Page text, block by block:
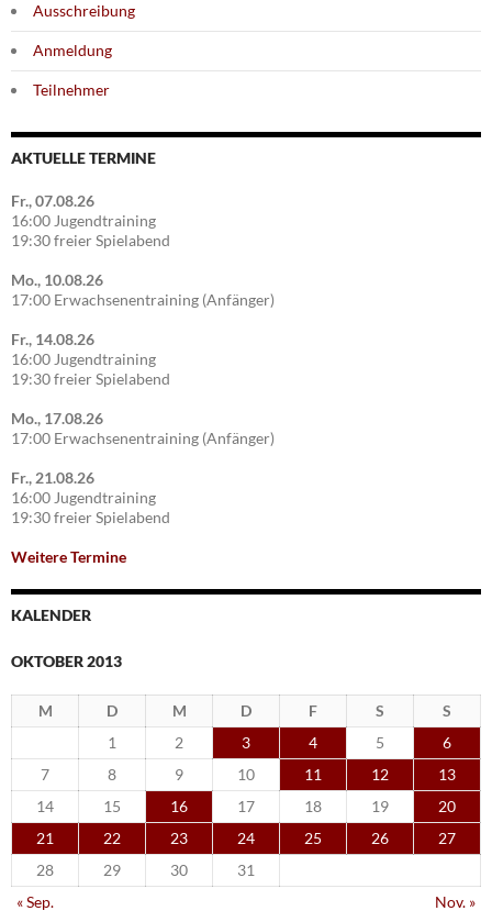
Ausschreibung
Anmeldung
Teilnehmer
AKTUELLE TERMINE
Fr., 07.08.26
16:00 Jugendtraining
19:30 freier Spielabend
Mo., 10.08.26
17:00 Erwachsenentraining (Anfänger)
Fr., 14.08.26
16:00 Jugendtraining
19:30 freier Spielabend
Mo., 17.08.26
17:00 Erwachsenentraining (Anfänger)
Fr., 21.08.26
16:00 Jugendtraining
19:30 freier Spielabend
Weitere Termine
KALENDER
OKTOBER 2013
M D M D F S
S
1
2 3 4 5
6
7
8 9 10 11 12
13
14
15 16 17 18 19
20
21
22 23 24 25 26
27
28
29 30
31
« Sep.
Nov. »